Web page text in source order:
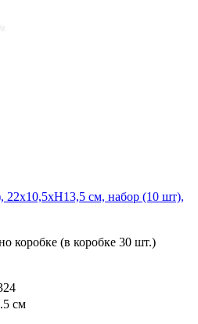
22x10,5xH13,5 см, набор (10 шт),
коробке (в коробке 30 шт.)
см